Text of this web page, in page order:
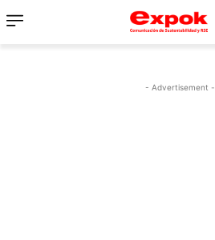
- Advertisement -